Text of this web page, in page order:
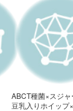
ABCT種菌×スジャ
豆乳入りホイップ